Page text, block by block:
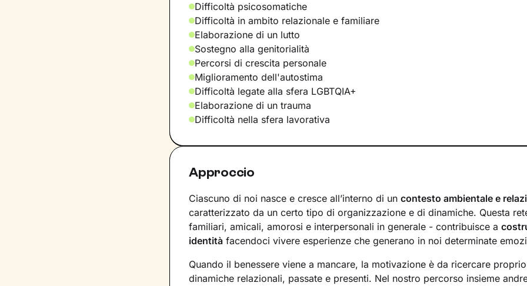
Difficoltà psicosomatiche
Difficoltà in ambito relazionale e familiare
Elaborazione di un lutto
Sostegno alla genitorialità
Percorsi di crescita personale
Miglioramento dell'autostima
Difficoltà legate alla sfera LGBTQIA+
Elaborazione di un trauma
Difficoltà nella sfera lavorativa
Approccio
Ciascuno di noi nasce e cresce all’interno di un contesto ambientale e
caratterizzato da un certo tipo di organizzazione e di dinamiche. Questa
familiari, amicali, amorosi e interpersonali in generale - contribuisce a
identità facendoci vivere esperienze che generano in noi determinate
Quando il benessere viene a mancare, la motivazione è da ricercare
dinamiche relazionali, passate e presenti. Nel nostro percorso insieme